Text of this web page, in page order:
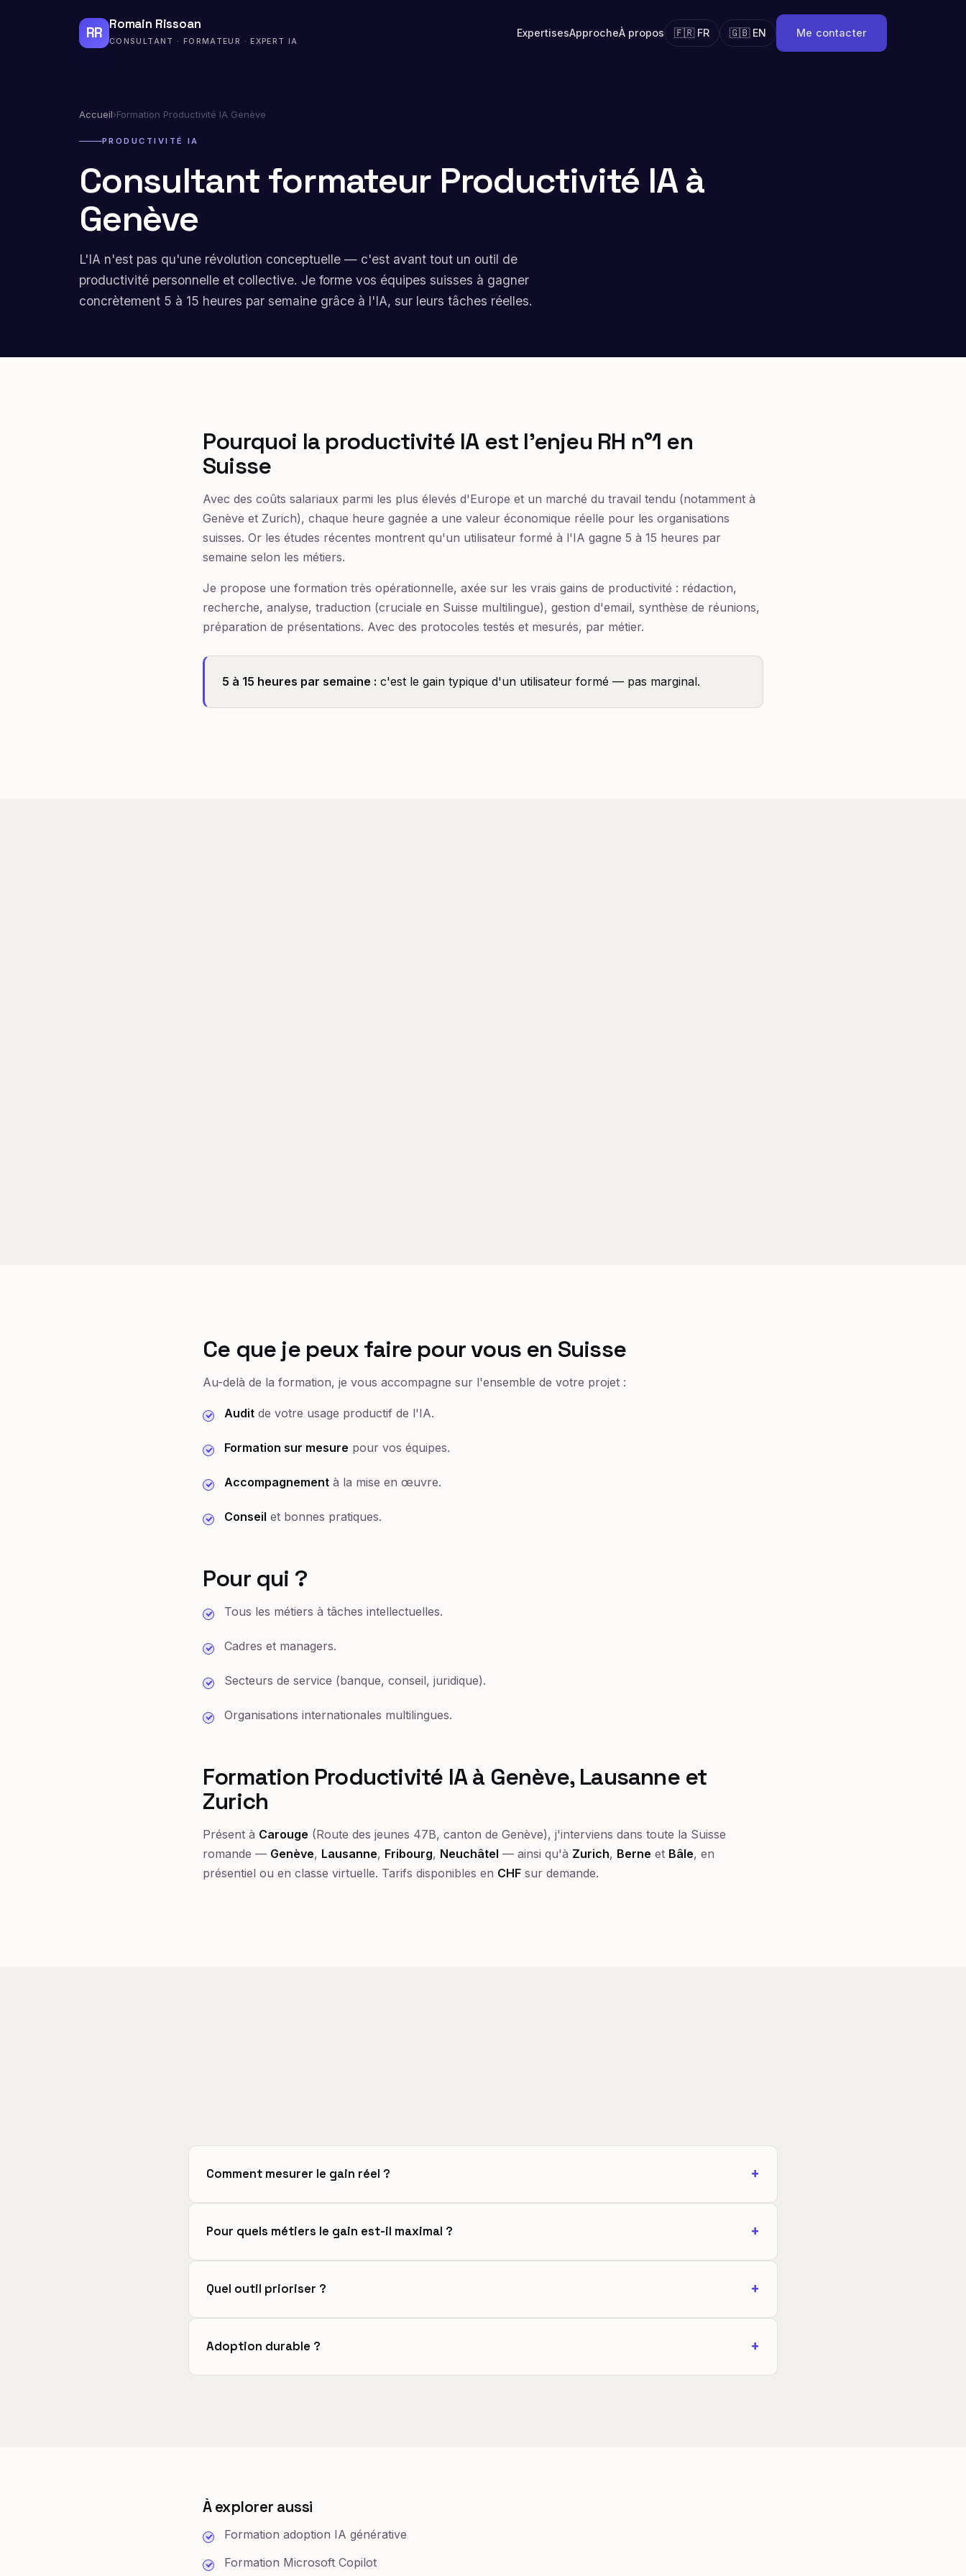
RR
Romain Rissoan
CONSULTANT · FORMATEUR · EXPERT IA
ExpertisesApprocheÀ propos 🇫🇷 FR 🇬🇧 EN Me contacter
Accueil›Formation Productivité IA Genève
PRODUCTIVITÉ IA
Consultant formateur Productivité IA à
Genève
L'IA n'est pas qu'une révolution conceptuelle — c'est avant tout un outil de
productivité personnelle et collective. Je forme vos équipes suisses à gagner
concrètement 5 à 15 heures par semaine grâce à l'IA, sur leurs tâches réelles.
Pourquoi la productivité IA est l'enjeu RH n°1 en
Suisse
Avec des coûts salariaux parmi les plus élevés d'Europe et un marché du travail tendu (notamment à
Genève et Zurich), chaque heure gagnée a une valeur économique réelle pour les organisations
suisses. Or les études récentes montrent qu'un utilisateur formé à l'IA gagne 5 à 15 heures par
semaine selon les métiers.
Je propose une formation très opérationnelle, axée sur les vrais gains de productivité : rédaction,
recherche, analyse, traduction (cruciale en Suisse multilingue), gestion d'email, synthèse de réunions,
préparation de présentations. Avec des protocoles testés et mesurés, par métier.
5 à 15 heures par semaine : c'est le gain typique d'un utilisateur formé — pas marginal.
Ce que je peux faire pour vous en Suisse
Au-delà de la formation, je vous accompagne sur l'ensemble de votre projet :
Audit de votre usage productif de l'IA.
Formation sur mesure pour vos équipes.
Accompagnement à la mise en œuvre.
Conseil et bonnes pratiques.
Pour qui ?
Tous les métiers à tâches intellectuelles.
Cadres et managers.
Secteurs de service (banque, conseil, juridique).
Organisations internationales multilingues.
Formation Productivité IA à Genève, Lausanne et
Zurich
Présent à Carouge (Route des jeunes 47B, canton de Genève), j'interviens dans toute la Suisse
romande — Genève, Lausanne, Fribourg, Neuchâtel — ainsi qu'à Zurich, Berne et Bâle, en
présentiel ou en classe virtuelle. Tarifs disponibles en CHF sur demande.
Comment mesurer le gain réel ?
Pour quels métiers le gain est-il maximal ?
Quel outil prioriser ?
Adoption durable ?
À explorer aussi
Formation adoption IA générative
Formation Microsoft Copilot